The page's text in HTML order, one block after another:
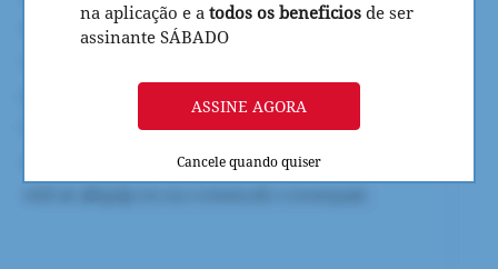
na aplicação e a todos os beneficios de ser
assinante SÁBADO
ASSINE AGORA
Cancele quando quiser